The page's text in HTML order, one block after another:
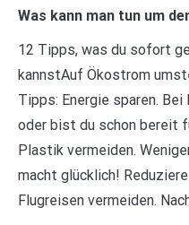
Was kann man tun um
12 Tipps, was du sofort
kannstAuf Ökostrom
Tipps: Energie sparen.
oder bist du schon bereit
Plastik vermeiden.
macht glücklich!
Flugreisen vermeiden.